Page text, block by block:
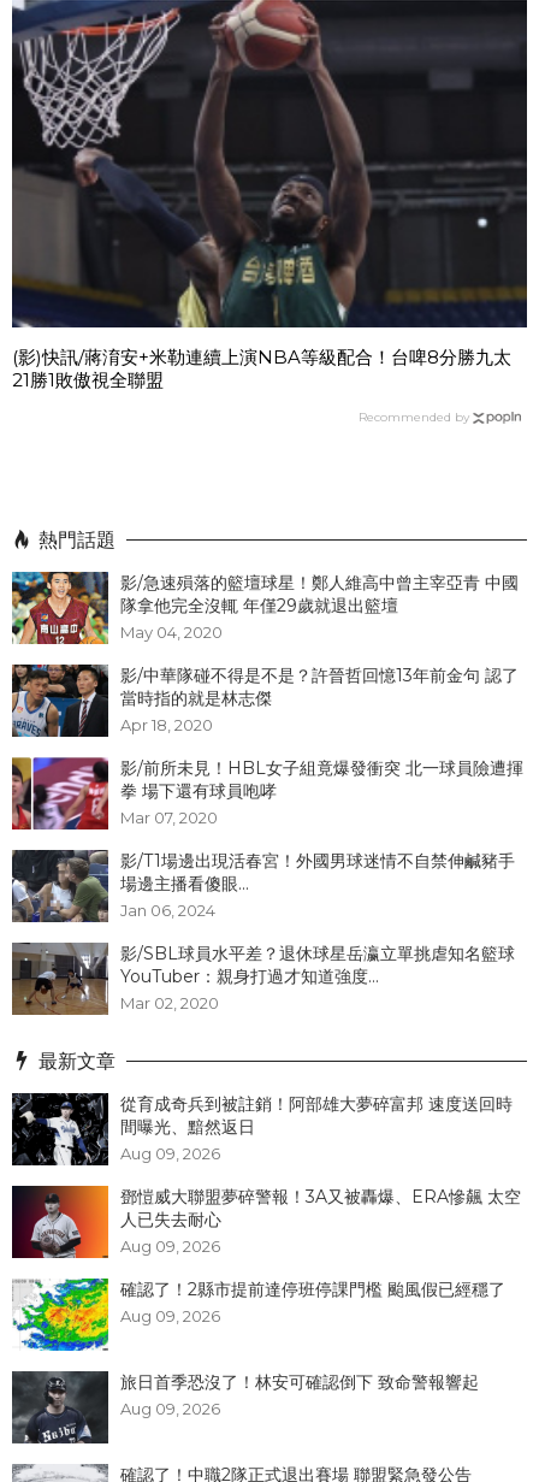
(影)快訊/蔣淯安+米勒連續上演NBA等級配合！台啤8分勝九太
21勝1敗傲視全聯盟
Recommended by
熱門話題
影/急速殞落的籃壇球星！鄭人維高中曾主宰亞青 中國
隊拿他完全沒輒 年僅29歲就退出籃壇
May 04, 2020
影/中華隊碰不得是不是？許晉哲回憶13年前金句 認了
當時指的就是林志傑
Apr 18, 2020
影/前所未見！HBL女子組竟爆發衝突 北一球員險遭揮
拳 場下還有球員咆哮
Mar 07, 2020
影/T1場邊出現活春宮！外國男球迷情不自禁伸鹹豬手
場邊主播看傻眼...
Jan 06, 2024
影/SBL球員水平差？退休球星岳瀛立單挑虐知名籃球
YouTuber：親身打過才知道強度...
Mar 02, 2020
最新文章
從育成奇兵到被註銷！阿部雄大夢碎富邦 速度送回時
間曝光、黯然返日
Aug 09, 2026
鄧愷威大聯盟夢碎警報！3A又被轟爆、ERA慘飆 太空
人已失去耐心
Aug 09, 2026
確認了！2縣市提前達停班停課門檻 颱風假已經穩了
Aug 09, 2026
旅日首季恐沒了！林安可確認倒下 致命警報響起
Aug 09, 2026
確認了！中職2隊正式退出賽場 聯盟緊急發公告